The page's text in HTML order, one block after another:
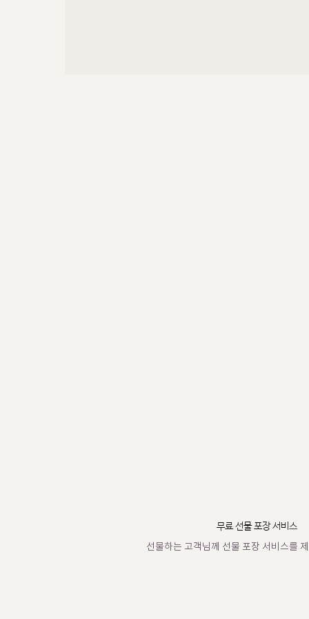
무료 선물 포장 서비스
선물하는 고객님께 선물 포장 서비스를